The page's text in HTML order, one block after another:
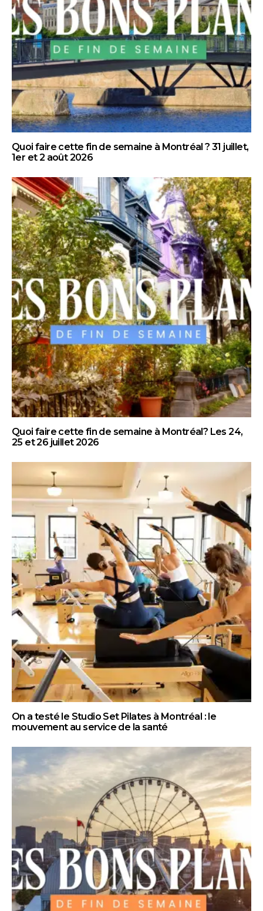
Quoi faire cette fin de semaine à Montréal ? 31 juillet,
1er et 2 août 2026
Quoi faire cette fin de semaine à Montréal? Les 24,
25 et 26 juillet 2026
On a testé le Studio Set Pilates à Montréal : le
mouvement au service de la santé